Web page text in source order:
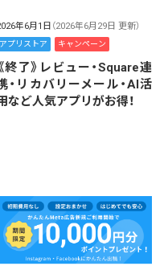
年6月1日 （2026年6月29日 更新）
アプリストア キャンペーン
終了》レビュー・Square連
・リカバリーメール・AI活
など人気アプリがお得！